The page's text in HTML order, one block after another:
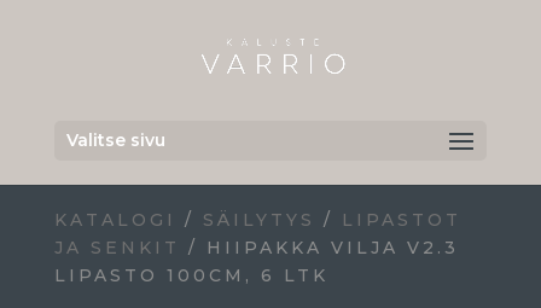
Valitse sivu
KATALOGI / SÄILYTYS /
LIPASTOT
JA SENKIT
/ HIIPAKKA VILJA V2.3
LIPASTO 100CM, 6 LTK